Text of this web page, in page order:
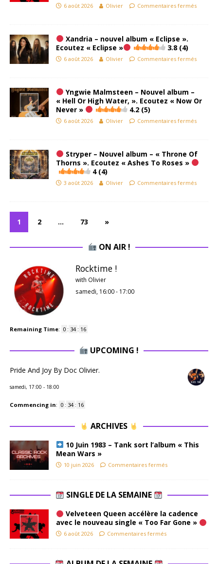
6 août 2026 Olivier Commentaires fermés
Xandria – nouvel album « Eclipse ».
Ecoutez « Eclipse »
3.8 (4)
6 août 2026 Olivier Commentaires fermés
Yngwie Malmsteen – Nouvel album –
« Hell Or High Water, ». Ecoutez « Now Or
Never »
4.2 (5)
6 août 2026 Olivier Commentaires fermés
Stryper – Nouvel album – « Throne Of
Thorns ». Ecoutez « Ashes To Roses »
4 (4)
3 août 2026 Olivier Commentaires fermés
1 2 … 73 »
ON AIR !
Rocktime !
with Olivier
samedi, 16:00- 17:00
Remaining Time: 0 : 34 : 15
UPCOMING !
Pride And Joy By Doc Olivier.
samedi, 17:00 - 18:00
Commencing in: 0 : 34 : 15
ARCHIVES
10 Juin 1983 – Tank sort l’album « This
Mean Wars »
10 juin 2026 Commentaires fermés
SINGLE DE LA SEMAINE
Velveteen Queen accélère la cadence
avec le nouveau single « Too Far Gone »
6 août 2026 Commentaires fermés